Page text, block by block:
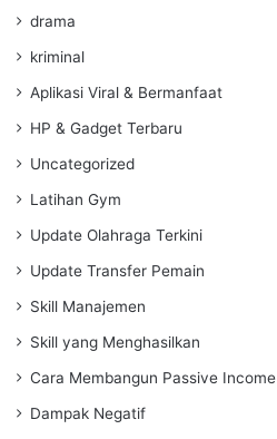
drama
kriminal
Aplikasi Viral & Bermanfaat
HP & Gadget Terbaru
Uncategorized
Latihan Gym
Update Olahraga Terkini
Update Transfer Pemain
Skill Manajemen
Skill yang Menghasilkan
Cara Membangun Passive Income
Dampak Negatif